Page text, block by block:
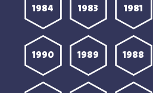
1981
1983
1984
1988
1989
1990